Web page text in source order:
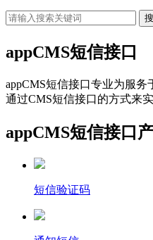
appCMS短信接口
appCMS短信接口专业为服
通过CMS短信接口的方式来
appCMS短信接口
短信验证码